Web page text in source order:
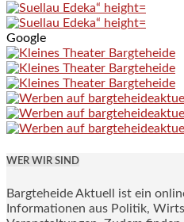
Google
WER WIR SIND
Bargteheide Aktuell ist ein
Informationen aus Politik,